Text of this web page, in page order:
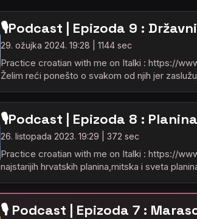
🎙️Podcast | Epizoda 9 :
29. ožujka 2024. 19:28 | 1144 sec
Practice croatian with me on Italki : https://
Želim reći ponešto o svakom od njih jer
🎙️Podcast | Epizoda 8 :
26. listopada 2023. 19:29 | 372 sec
Practice croatian with me on Italki : https://
najstarijih hrvatskih planina,mitska i sveta
🎙️ Podcast | Epizoda 7 :